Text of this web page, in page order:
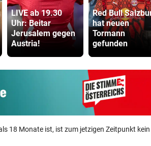
LIVE ab 19.30
Uhr: Beitar
Jerusalem gegen
Austria!
Red Bull
hat neuen
Tormann
gefunden
18 Monate ist, ist zum jetzigen Zeitpunkt